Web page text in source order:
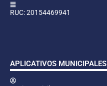
RUC: 20154469941
APLICATIVOS MUNICIPALES